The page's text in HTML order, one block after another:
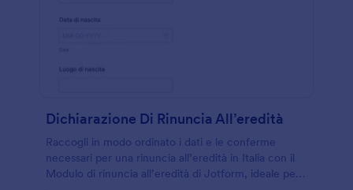
Dichiarazione Di Rinuncia All’eredità
Raccogli in modo ordinato i dati e le conferme
necessari per una rinuncia all’eredità in Italia con il
Modulo di rinuncia all’eredità di Jotform, ideale per